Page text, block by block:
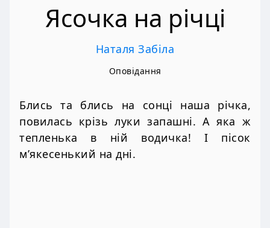
Ясочка на річці
Наталя Забіла
Оповідання
Блись та блись на сонці наша річка,
повилась крізь луки запашні. А яка ж
тепленька в ній водичка! І пісок
м’якесенький на дні.